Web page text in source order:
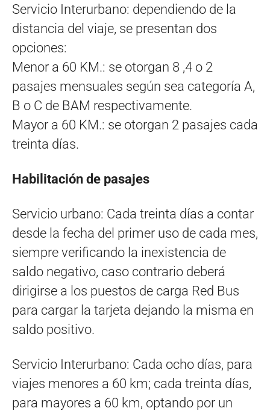
Servicio Interurbano: dependiendo de la
distancia del viaje, se presentan dos
opciones:
Menor a 60 KM.: se otorgan 8 ,4 o 2
pasajes mensuales según sea categoría A,
B o C de BAM respectivamente.
Mayor a 60 KM.: se otorgan 2 pasajes cada
treinta días.
Habilitación de pasajes
Servicio urbano: Cada treinta días a contar
desde la fecha del primer uso de cada mes,
siempre verificando la inexistencia de
saldo negativo, caso contrario deberá
dirigirse a los puestos de carga Red Bus
para cargar la tarjeta dejando la misma en
saldo positivo.
Servicio Interurbano: Cada ocho días, para
viajes menores a 60 km; cada treinta días,
para mayores a 60 km, optando por un